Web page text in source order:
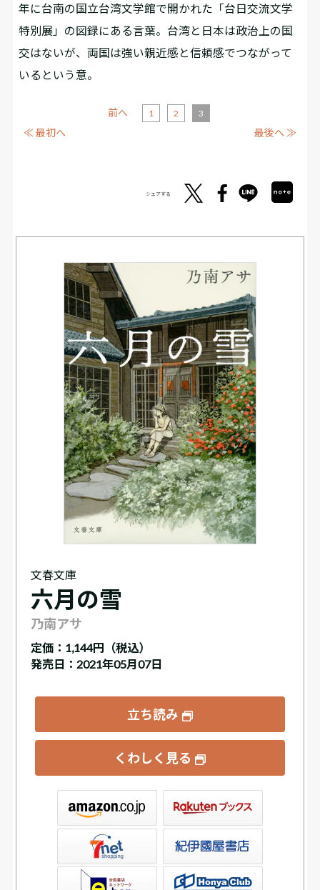
年に台南の国立台湾文学館で開かれた「台日交流文学
特別展」の図録にある言葉。台湾と日本は政治上の国
交はないが、両国は強い親近感と信頼感でつながって
いるという意。
≪ 最初へ
前へ 1 2 3
最後へ ≫
シェアする
文春文庫
六月の雪
乃南アサ
定価： 1,144円（税込）
発売日：2021年05月07日
立ち読み
くわしく見る
書店ウェブストア